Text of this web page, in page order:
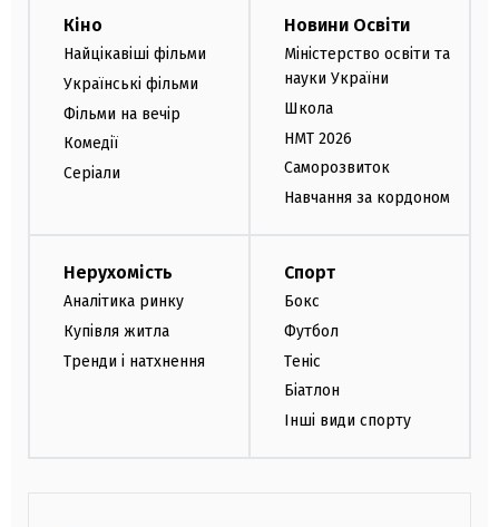
Кіно
Найцікавіші фільми
Українські фільми
Фільми на вечір
Комедії
Серіали
Новини Освіти
Міністерство освіти та
науки України
Школа
НМТ 2026
Саморозвиток
Навчання за кордоном
Нерухомість
Аналітика ринку
Купівля житла
Тренди і натхнення
Спорт
Бокс
Футбол
Теніс
Біатлон
Інші види спорту